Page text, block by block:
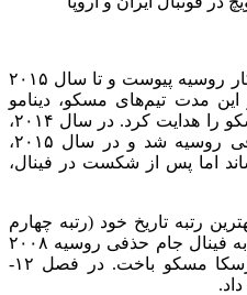
بوژوویچ در سال ۲۰۰۸ به تیم آمکار روسیه پیوست و تا سال ۲۰۱۵
این مدت تیم‌های مسکو، دینامو
مسکو، روستوف و لوکوموتیو مسکو را هدایت کرد. در سال ۲۰۱۴،
او با روستوف قهرمان جام حذفی روسیه شد و در سال ۲۰۱۵،
اما پس از شکست در فینال،
رتبه تاریخ خود (رتبه چهارم
لیگ برتر روسیه) رساند. با آمکار به فینال جام حذفی روسیه ۲۰۰۸
رسید اما در ضربات پنالتی به زسکا مسکو باخت. در فصل ۱۲-